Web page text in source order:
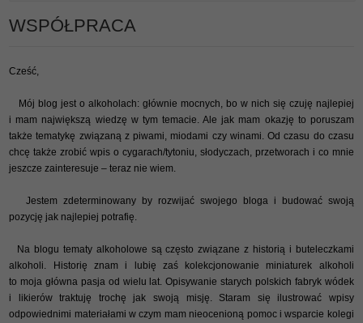
WSPÓŁPRACA
Cześć,
Mój blog jest o alkoholach: głównie mocnych, bo w nich się czuję najlepiej
i mam największą wiedzę w tym temacie. Ale jak mam okazję to poruszam
także tematykę związaną z piwami, miodami czy winami. Od czasu do czasu
chcę także zrobić wpis o cygarach/tytoniu, słodyczach, przetworach i co mnie
jeszcze zainteresuje – teraz nie wiem.
Jestem zdeterminowany by rozwijać swojego bloga i budować swoją
pozycję jak najlepiej potrafię.
Na blogu tematy alkoholowe są często związane z historią i buteleczkami
alkoholi. Historię znam i lubię zaś kolekcjonowanie miniaturek alkoholi
to moja główna pasja od wielu lat. Opisywanie starych polskich fabryk wódek
i likierów traktuję trochę jak swoją misję. Staram się ilustrować wpisy
odpowiednimi materiałami w czym mam nieocenioną pomoc i wsparcie kolegi